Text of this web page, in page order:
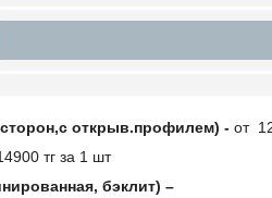
открыв.профилем) - от
тг за 1 шт
бэклит) –